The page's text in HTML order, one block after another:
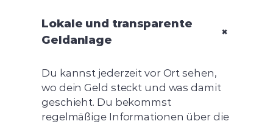
Lokale und transparente
Geldanlage
+
Du kannst jederzeit vor Ort sehen,
wo dein Geld steckt und was damit
geschieht. Du bekommst
regelmäßige Informationen über die